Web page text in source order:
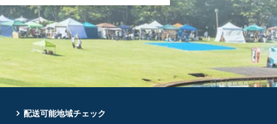
配送可能地域チェック